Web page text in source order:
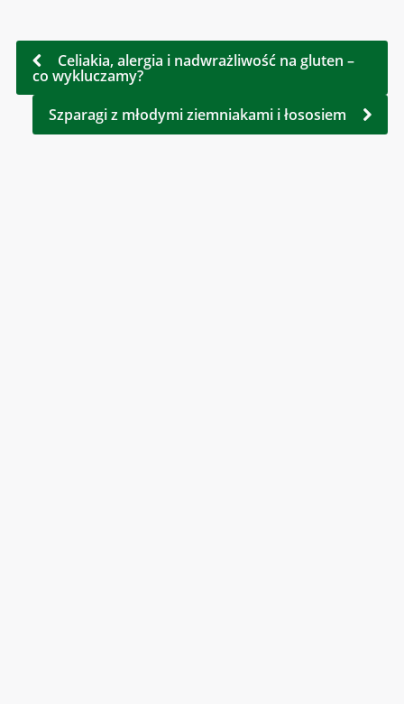
Celiakia, alergia i nadwrażliwość na gluten –
co wykluczamy?
Szparagi z młodymi ziemniakami i łososiem